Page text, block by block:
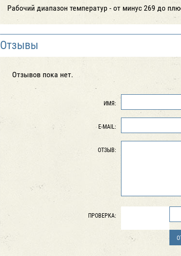
Рабочий диапазон температур - от минус 269 до
Отзывы
Отзывов пока нет.
ИМЯ:
E-MAIL:
ОТЗЫВ:
ПРОВЕРКА: